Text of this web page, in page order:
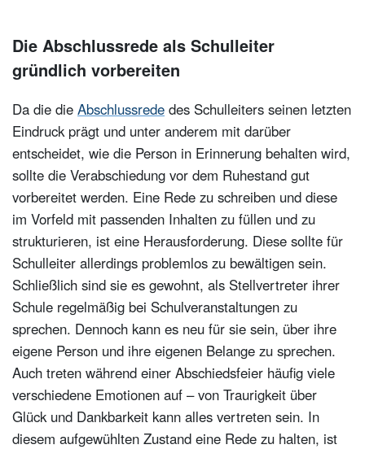
Die Abschlussrede als Schulleiter
gründlich vorbereiten
Da die die Abschlussrede des Schulleiters seinen letzten
Eindruck prägt und unter anderem mit darüber
entscheidet, wie die Person in Erinnerung behalten wird,
sollte die Verabschiedung vor dem Ruhestand gut
vorbereitet werden. Eine Rede zu schreiben und diese
im Vorfeld mit passenden Inhalten zu füllen und zu
strukturieren, ist eine Herausforderung. Diese sollte für
Schulleiter allerdings problemlos zu bewältigen sein.
Schließlich sind sie es gewohnt, als Stellvertreter ihrer
Schule regelmäßig bei Schulveranstaltungen zu
sprechen. Dennoch kann es neu für sie sein, über ihre
eigene Person und ihre eigenen Belange zu sprechen.
Auch treten während einer Abschiedsfeier häufig viele
verschiedene Emotionen auf – von Traurigkeit über
Glück und Dankbarkeit kann alles vertreten sein. In
diesem aufgewühlten Zustand eine Rede zu halten, ist